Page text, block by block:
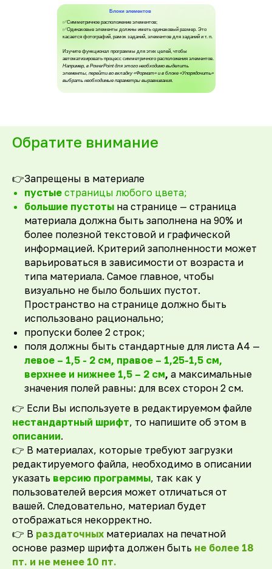
✅Симметричное расположение элементов;
✅Одинаковые элементы должны иметь одинаковый размер. Это
касается фотографий, рамок заданий, элементов для заданий и т. п.
Изучите функционал программы для этих целей, чтобы
автоматизировать процесс симметричного расположения элементов.
Например, в PowerPoint для этого необходимо выделить
элементы, перейти во вкладку «Формат» и в блоке «Упорядочить»
выбрать необходимые параметры выравнивания.
Блоки элементов
Обратите внимание
👉Запрещены в материале
пустые страницы любого цвета;
большие пустоты на странице — страница
материала должна быть заполнена на 90% и
более полезной текстовой и графической
информацией. Критерий заполненности может
варьироваться в зависимости от возраста и
типа материала. Самое главное, чтобы
визуально не было больших пустот.
Пространство на странице должно быть
использовано рационально;
пропуски более 2 строк;
поля должны быть стандартные для листа А4 —
левое – 1,5 - 2 см, правое – 1,25-1,5 см,
верхнее и нижнее 1,5 – 2 см, а максимальные
значения полей равны: для всех сторон 2 см.
👉 Если Вы используете в редактируемом файле
нестандартный шрифт, то напишите об этом в
описании.
👉 В материалах, которые требуют загрузки
редактируемого файла, необходимо в описании
указать версию программы, так как у
пользователей версия может отличаться от
вашей. Следовательно, материал будет
отображаться некорректно.
👉 В раздаточных материалах на печатной
основе размер шрифта должен быть не более 18
пт. и не менее 10 пт.